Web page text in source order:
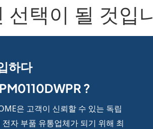
선택이 될 것입
하다
?
은 고객이 신뢰할 수 있는 독립
전자 부품 유통업체가 되기 위해 최